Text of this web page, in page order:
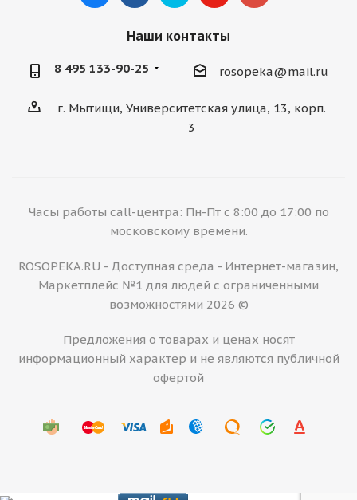
Наши контакты
8 495 133-90-25 rosopeka@mail.ru
г. Мытищи, Университетская улица, 13, корп.
3
Часы работы call-центра: Пн-Пт с 8:00 до 17:00 по
московскому времени.
ROSOPEKA.RU - Доступная среда - Интернет-магазин,
Маркетплейс №1 для людей с ограниченными
возможностями 2026 ©
Предложения о товарах и ценах носят
информационный характер и не являются публичной
офертой